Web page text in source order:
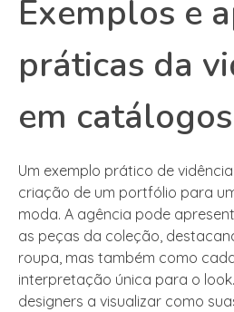
Exemplos e
práticas da
em catálogos
Um exemplo prático de
criação de um portfólio para
moda. A agência pode
as peças da coleção,
roupa, mas também como
interpretação única para o
designers a visualizar como